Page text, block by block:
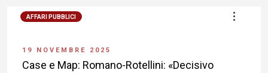
AFFARI PUBBLICI
19 NOVEMBRE 2025
Case e Map: Romano-Rotellini: «Decisivo